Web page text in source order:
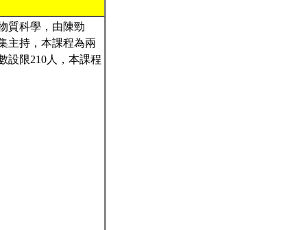
質科學，由陳勁
主持，本課程為兩
設限210人，本課程